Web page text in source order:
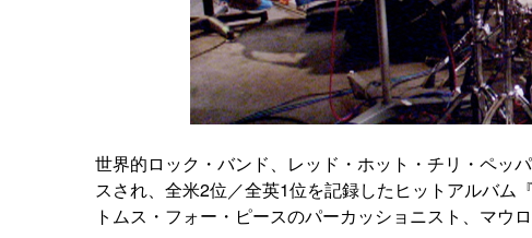
世界的ロック・バンド、レッド・ホット・チリ・ペッ
スされ、全米2位／全英1位を記録したヒットアルバム
トムス・フォー・ピースのパーカッショニスト、マウ